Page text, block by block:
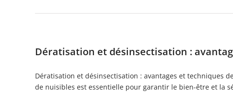
Dératisation et désinsectisation :
Dératisation et désinsectisation : avantages et techniques
de nuisibles est essentielle pour garantir le bien-être et la